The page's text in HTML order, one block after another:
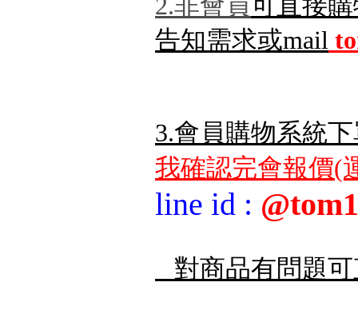
2.非會員 可直接
告知需求或mail
3.會員購物系統
我確認完會報價(
line id :
對商品有問題